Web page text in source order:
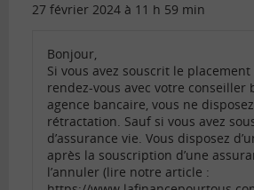
27 février 2024 à 11 h 59 min
Bonjour,
Si vous avez souscrit le
rendez-vous avec votre conseiller
agence bancaire, vous ne
rétractation. Sauf si vous avez
d’assurance vie. Vous disposez
après la souscription d’une
l’annuler (lire notre article :